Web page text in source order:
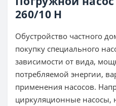
260/10 Н
Обустройство частного
покупку специального
зависимости от вида,
потребляемой энергии,
применения насосов.
циркуляционные насосы,